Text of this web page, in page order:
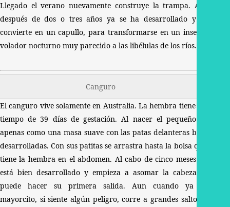
Llegado el verano nuevamente construye la trampa. Así,
después de dos o tres años ya se ha desarrollado y se
convierte en un capullo, para transformarse en un insecto
volador nocturno muy parecido a las libélulas de los ríos.
Canguro
El canguro vive solamente en Australia. La hembra tiene un
tiempo de 39 días de gestación. Al nacer el pequeño es
apenas como una masa suave con las patas delanteras bien
desarrolladas. Con sus patitas se arrastra hasta la bolsa que
tiene la hembra en el abdomen. Al cabo de cinco meses ya
está bien desarrollado y empieza a asomar la cabeza, y
puede hacer su primera salida. Aun cuando ya es
mayorcito, si siente algún peligro, corre a grandes saltos y